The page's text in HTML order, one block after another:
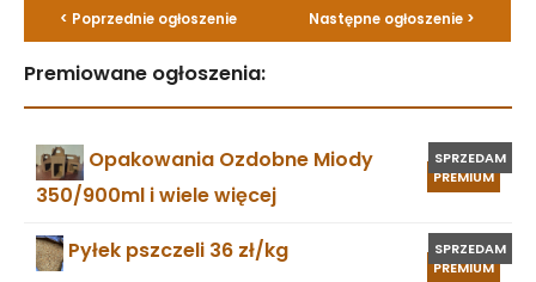
< Poprzednie ogłoszenie Następne ogłoszenie >
Premiowane ogłoszenia:
PREMIUM
SPRZEDAM
Opakowania Ozdobne Miody
350/900ml i wiele więcej
PREMIUM
SPRZEDAM
Pyłek pszczeli 36 zł/kg